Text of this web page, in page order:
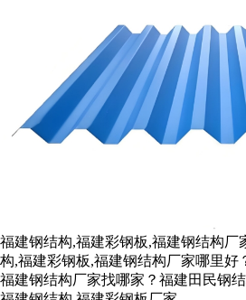
福建钢结构,福建彩钢板,福建钢结构厂
构,福建彩钢板,福建钢结构厂家哪里好
福建钢结构厂家找哪家？福建田民钢